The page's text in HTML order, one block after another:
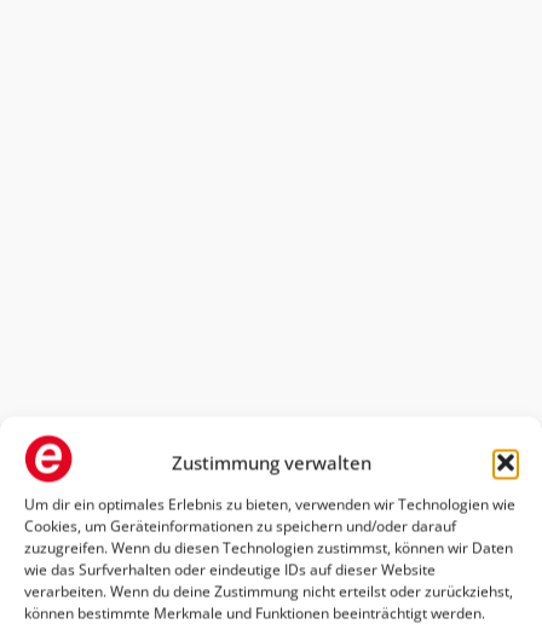
Zustimmung verwalten
Um dir ein optimales Erlebnis zu bieten, verwenden wir Technologien wie
Cookies, um Geräteinformationen zu speichern und/oder darauf
zuzugreifen. Wenn du diesen Technologien zustimmst, können wir Daten
wie das Surfverhalten oder eindeutige IDs auf dieser Website
verarbeiten. Wenn du deine Zustimmung nicht erteilst oder zurückziehst,
können bestimmte Merkmale und Funktionen beeinträchtigt werden.